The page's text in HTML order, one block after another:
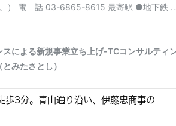
歩3分。青山通り沿い、伊藤忠商事の